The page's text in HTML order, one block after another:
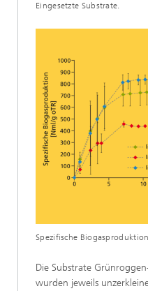
Eingesetzte Substrate.
Spezifische
Die Substrate
wurden jeweils